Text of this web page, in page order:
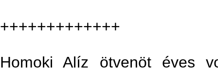
+++++++++++++
Homoki Alíz ötvenöt éves